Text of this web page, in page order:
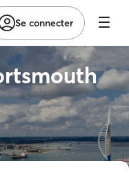
Se connecter